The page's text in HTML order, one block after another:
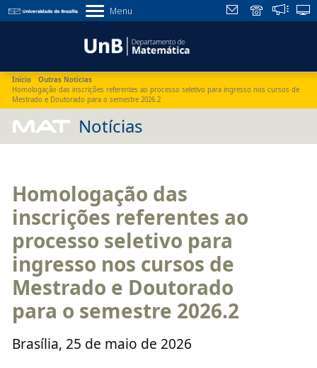
Menu
Início
Outras Notícias
Homologação das inscrições referentes ao processo seletivo para ingresso nos cursos de
Mestrado e Doutorado para o semestre 2026.2
MAT Notícias
Homologação das
inscrições referentes ao
processo seletivo para
ingresso nos cursos de
Mestrado e Doutorado
para o semestre 2026.2
Brasília, 25 de maio de 2026